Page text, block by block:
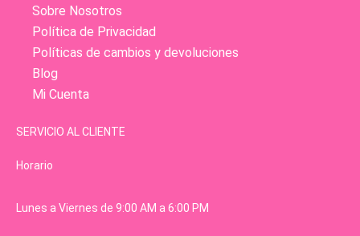
Sobre Nosotros
Política de Privacidad
Políticas de cambios y devoluciones
Blog
Mi Cuenta
SERVICIO AL CLIENTE
Horario
Lunes a Viernes de 9:00 AM a 6:00 PM